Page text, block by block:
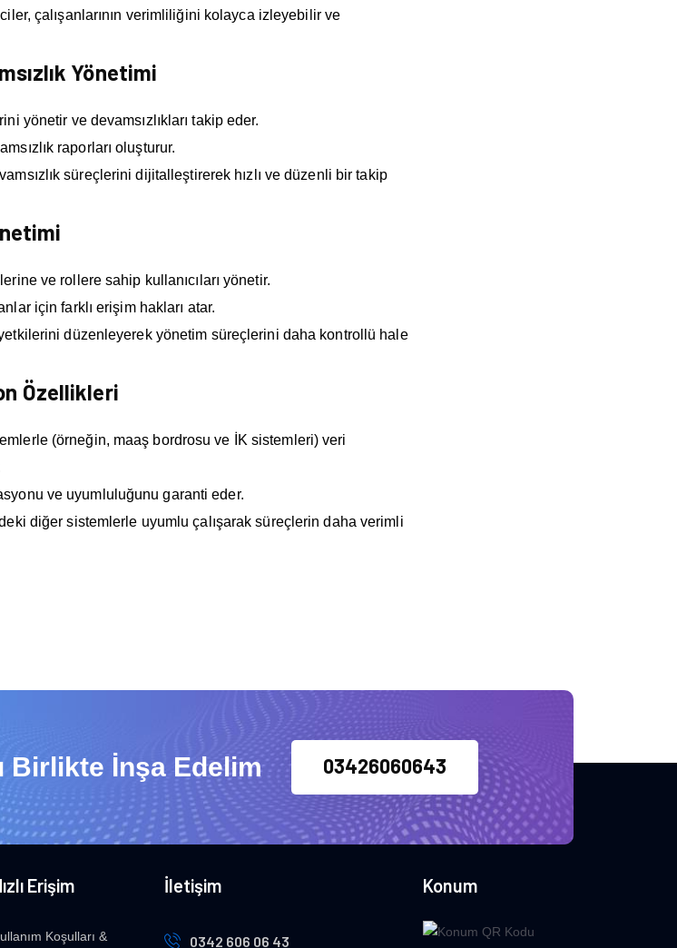
çalışanlarının verimliliğini kolayca izleyebilir ve
Yönetimi
yönetir ve devamsızlıkları takip eder.
raporları oluşturur.
süreçlerini dijitalleştirerek hızlı ve düzenli bir takip
ve rollere sahip kullanıcıları yönetir.
için farklı erişim hakları atar.
yetkilerini düzenleyerek yönetim süreçlerini daha kontrollü hale
Özellikleri
(örneğin, maaş bordrosu ve İK sistemleri) veri
ve uyumluluğunu garanti eder.
diğer sistemlerle uyumlu çalışarak süreçlerin daha verimli
Birlikte İnşa Edelim 03426060643
Erişim
Koşulları &
İletişim
0342 606 06 43
Konum